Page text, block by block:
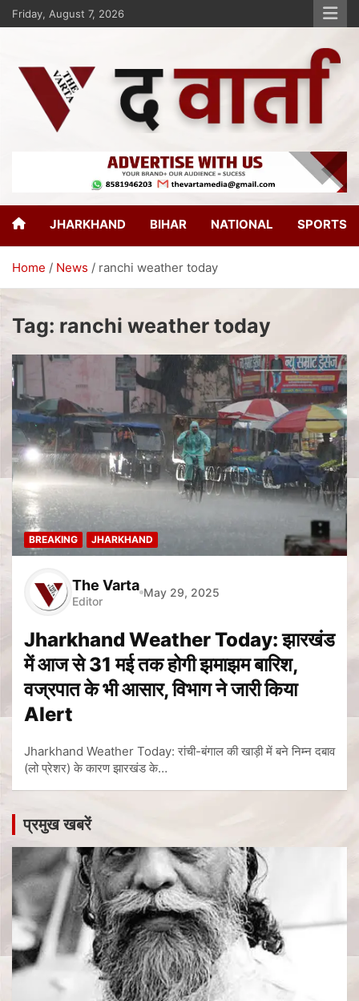
Friday, August 7, 2026
The Varta
JHARKHAND BIHAR NATIONAL SPORTS
Home News ranchi weather today
Tag: ranchi weather today
BREAKING JHARKHAND
The Varta
Editor
May 29, 2025
Jharkhand Weather Today: झारखंड
में आज से 31 मई तक होगी झमाझम बारिश,
वज्रपात के भी आसार, विभाग ने जारी किया
Alert
Jharkhand Weather Today: रांची-बंगाल की खाड़ी में बने निम्न दबाव
(लो प्रेशर) के कारण झारखंड के…
प्रमुख खबरें